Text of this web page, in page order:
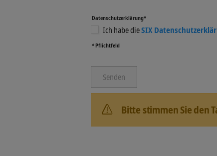
Datenschutzerklärung*
Ich habe dieSIX
* Pflichtfeld
Bitte stimmen Sie den